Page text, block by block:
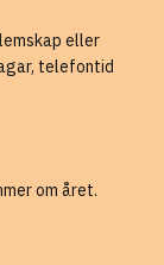
eller
telefontid
om året.